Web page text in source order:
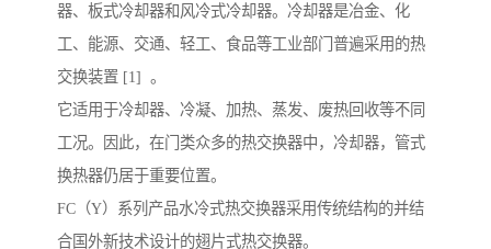
器、板式冷却器和风冷式冷却器。冷却器是冶金、化
工、能源、交通、轻工、食品等工业部门普遍采用的热
交换装置 [1] 。
它适用于冷却器、冷凝、加热、蒸发、废热回收等不同
工况。因此，在门类众多的热交换器中，冷却器，管式
换热器仍居于重要位置。
FC（Y）系列产品水冷式热交换器采用传统结构的并结
合国外新技术设计的翅片式热交换器。